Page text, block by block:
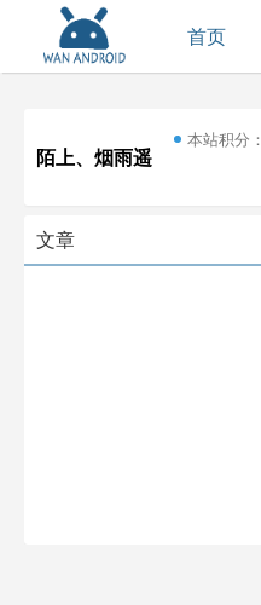
首页
陌上、烟雨遥
本站积分：
文章